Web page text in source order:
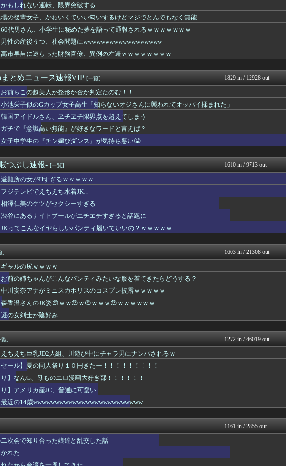
壊力ありすぎてクッソワロタｗｗｗｗｗｗｗｗｗ
いるでしょ？
はサービスエリア利用有料化すればサボらず走るし流問題解決...
働くモノニュース : 人生
）ちゃんの防災服ｗｗｗｗｗｗｗｗｗｗｗｗｗｗｗｗｗｗｗ...
ママとディナーに来たよ❤」ﾊﾟｼｬ
ト一覧ｗｗｗｗｗｗｗｗｗｗｗｗwｗｗｗｗ
水着きると溢れそう、、、」→お◯ぱいがエ口すぎワロタｗ...
えっ!?またここのサイト?
恵まれない子へ募金？そいつらが俺に何かしてくれたのか・・...
不思議.net - 5ch...
っぱいプルンプルンにはみ出させて踊るｗｗｗｗｗｗ
筋肉速報
てそうなパンティ、真剣に議論
の神社」wwwwwww
キニ速
1980km走行しギネス記録を達成、無駄な発電や送...
あらまめ2ch
妻の中に出したらｗｗｗｗｗｗｗｗｗwwww
バズッター速報
震が直撃した結果ｗｗｗｗｗ(※動画あり)
が発見される
垢抜け具合のビフォーアフター凄いな
まとめCUP
鬼頭』な女キャラwwwwww
ぶる速-VIP
ロまで落としたわいのダイエット法教えてあげる
コノユビニュース｜みん
診断された子供たち、高確率で『この習慣』をやっていた→...
まだかわいい
な熱波でで１ヶ月で９６００人死亡……
Zチャンネル＠VIP
人が整形か否か判定たのむ！！
まにゅそく 2chまとめニ
木希、エロスを隠すことができてないwwww
ブレムさん、ついにキャラ成長率がゲーム内で見れるようにな...
】幽霊がいないなら午前2時に一人で墓石を木刀で叩き割れる...
哲学ニュースnwk
欲しいAV女優ｗｗｗｗｗｗｗ
キニ速
7年の求刑』←これｗｗｗｗｗｗｗｗｗｗｗｗｗｗｗｗｗｗ
ネラーボイス
加害出演者Xさん「今も普通の顔して芸能活動してる」・・...
なんJクエスト
・小倉優香）が水着グラビア復帰ｗｗｗｗｗｗｗｗｗｗｗ
かけて7億円貯めたのにガンで死ぬかも。もっと素直に遊べば...
鈴木さん、102球無四球完封で聖隷クリストファーを1対0...
なんJクエスト
ァーの150km左腕・高部くん、10奪三振自責点0で負け...
なんJクエスト
イうめー」ワイ「ほーい（ケチャップ取り上げる）」ｗｗｗｗ...
かけて7億円貯めたのにガンで死ぬかも。もっと素直に遊べば...
して批判されるんや？・・・・・・・・・
なんJクエスト
、お◯ぱいの血管が透けてしまうｗｗｗwｗｗｗｗｗｗｗｗ❤ なんJミュージアム
かもしれない運転、限界突破する
の後輩女子、かわいくていい匂いするけどマジでとんでもなく無能
60代男さん、小学生に秘めた夢を語って通報されるｗｗｗｗｗｗｗ
男性の産後うつ、社会問題にwwwwwwwwwwwwwwwwww
高市早苗に逆らった財務官僚、異例の左遷ｗｗｗｗｗｗｗｗ
まとめニュース速報VIP [一覧] 1829 in / 12928 out
お前らこの超美人が整形か否か判定たのむ！！
小池栄子似のGカップ女子高生「知らないオジさんに襲われてオッパイ揉まれた」
韓国アイドルさん、ヱチヱチ限界点を超えてしまう
ガチで『意識高い無能』が好きなワードと言えば？
女子中学生の『チン媚びダンス』が気持ち悪い🤮
つぶし速報- [一覧] 1610 in / 9713 out
避難所の女がHすぎるｗｗｗｗｗ
フジテレビでえちえち水着JK…
相澤仁美のケツがセクシーすぎる
渋谷にあるナイトプールがエチエチすぎると話題に
JKってこんなイヤらしいパンティ履いていいの？ｗｗｗｗｗ
] 1603 in / 21308 out
ギャルの尻ｗｗｗｗ
お前の姉ちゃんがこんなパンティみたいな服を着てきたらどうする？
川安奈アナがミニスカポリスのコスプレ披露ｗｗｗｗｗ
森香澄さんのJK姿😍ｗｗ😍ｗ😍ｗｗｗ😍ｗｗｗｗｗｗ
謎の女剣士が陰好み
覧] 1272 in / 46019 out
えちえち巨乳JD2人組、川遊び中にチャラ男にナンパされるｗ
セール】夏の同人祭り１０円きたー！！！！！！！！！
り】なんG、母ものエロ漫画大好き部！！！！！！
り】アメリカ産JC、普通に可愛い
最近の14歳wwwwwwwwwwwwwwwwwwwwwwwww
1161 in / 2855 out
次会で知り合った娘達と乱交した話
れた